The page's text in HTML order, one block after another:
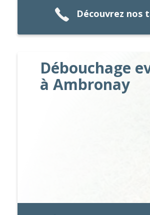
Découvrez nos
Débouchage
à Ambronay